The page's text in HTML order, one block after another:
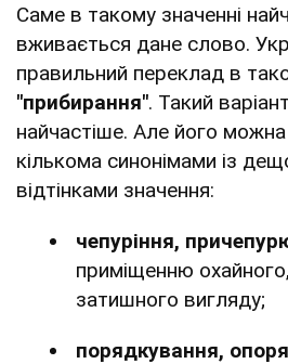
Саме в такому значенні
вживається дане слово.
правильний переклад в
"прибирання". Такий
найчастіше. Але його можна
кількома синонімами із
відтінками значення:
чепуріння,
приміщенню
затишного вигляду;
порядкування,